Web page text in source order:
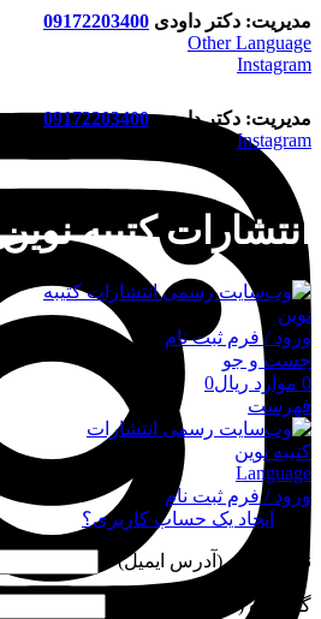
مدیریت: دکتر داودی 09172203400
Other Language
Instagram
مدیریت: دکتر داودی09172203400
Instagram
انتشارات کتیبه نوین
ورود / فرم ثبت نام
جست و جو
0 موارد ریال0
فهرست
Language
ورود / فرم ثبت نام
ورود
ایجاد یک حساب کاربری؟
نام کاربری (آدرس ایمیل)
گذرواژه (شماره موبایل)